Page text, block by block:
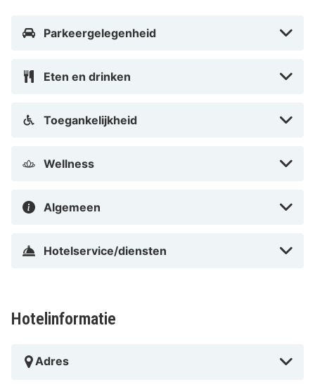
Parkeergelegenheid
Eten en drinken
Toegankelijkheid
Wellness
Algemeen
Hotelservice/diensten
Hotelinformatie
Adres